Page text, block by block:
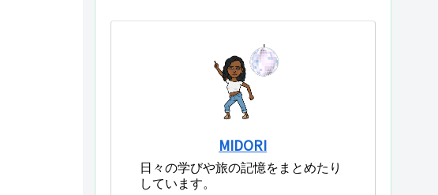
MIDORI
日々の学びや旅の記憶をまとめたり
しています。